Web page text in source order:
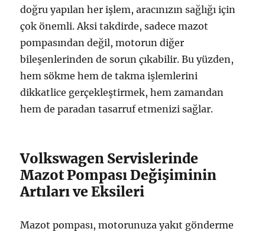
doğru yapılan her işlem, aracınızın sağlığı için
çok önemli. Aksi takdirde, sadece mazot
pompasından değil, motorun diğer
bileşenlerinden de sorun çıkabilir. Bu yüzden,
hem sökme hem de takma işlemlerini
dikkatlice gerçekleştirmek, hem zamandan
hem de paradan tasarruf etmenizi sağlar.
Volkswagen Servislerinde
Mazot Pompası Değişiminin
Artıları ve Eksileri
Mazot pompası, motorunuza yakıt gönderme